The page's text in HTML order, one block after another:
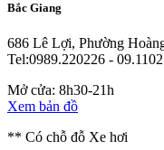
Bắc Giang
686 Lê Lợi, Phường
Tel:0989.220226 -
Mở cửa: 8h30-21h
Xem bản đồ
** Có chỗ đỗ Xe hơi